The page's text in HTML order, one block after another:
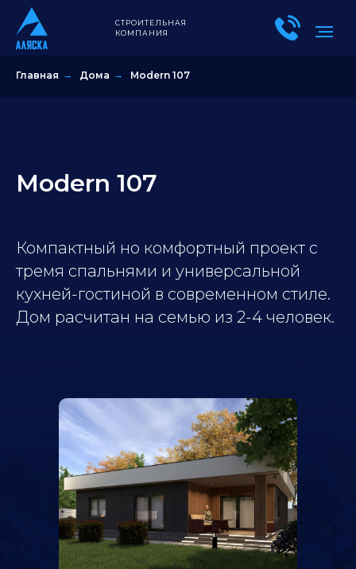
СТРОИТЕЛЬНАЯ
КОМПАНИЯ
Главная → Дома → Modern 107
Modern 107
Компактный но комфортный проект с
тремя спальнями и универсальной
кухней-гостиной в современном стиле.
Дом расчитан на семью из 2-4 человек.